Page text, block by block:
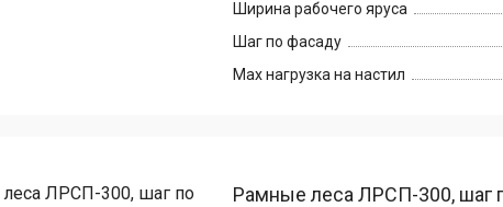
Ширина рабочего яруса
Шаг по фасаду
Max нагрузка на настил
Рамные леса ЛРСП-300, шаг